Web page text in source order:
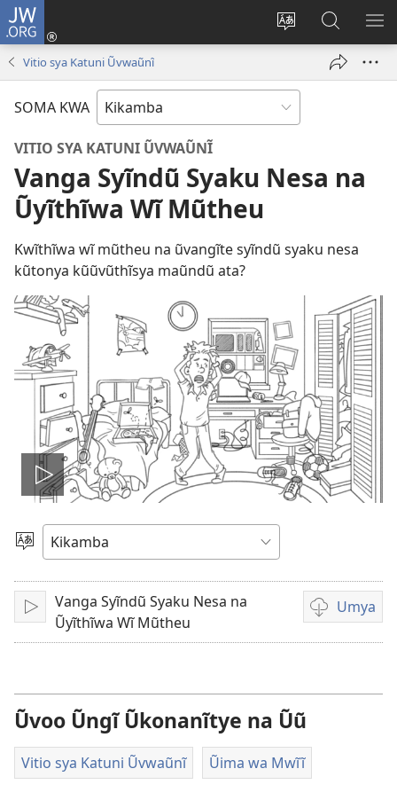
JW.ORG
Vĩndũa
kĩthyomo
kĩsese
Lika
(opens
Syĩndũ
Kĩsesenĩ
Vitio sya Katuni Ũvwaũnĩ
SOMA KWA
VITIO SYA KATUNI ŨVWAŨNĨ
Vanga Syĩndũ Syaku Nesa na
Ũyĩthĩwa Wĩ Mũtheu
Kwĩthĩwa wĩ mũtheu na ũvangĩte syĩndũ syaku nesa
kũtonya kũũvũthĩsya maũndũ ata?
Thaũka
vitio
Nyuva
Kĩthyomo
Thaũka
Vanga Syĩndũ Syaku Nesa na
Ũyĩthĩwa Wĩ Mũtheu
Umya
Nzĩa
syĩ
Ũvoo Ũngĩ Ũkonanĩtye na Ũũ
Vitio sya Katuni Ũvwaũnĩ Ũima wa Mwĩĩ